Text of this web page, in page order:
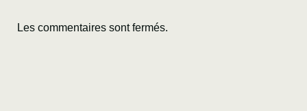
Les commentaires sont fermés.